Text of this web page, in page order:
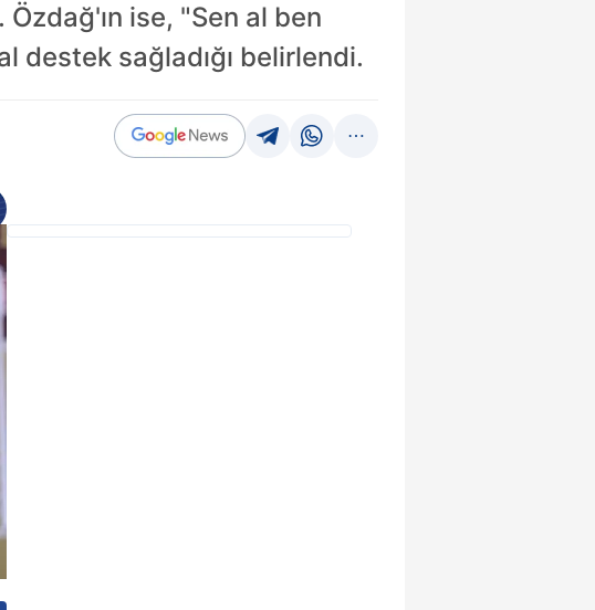
ise, "Sen al ben
destek sağladığı belirlendi.